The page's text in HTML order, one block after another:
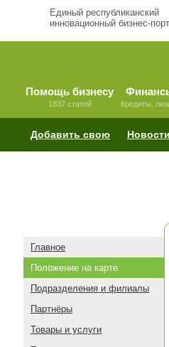
Единый республиканский
инновационный бизнес-
Помощь бизнесу
1837 статей Кредиты,
Добавить свою
Главное
Положение на карте
Подразделения и филиалы
Партнёры
Товары и услуги